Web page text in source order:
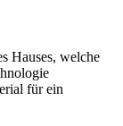
Hauses, welche
für ein